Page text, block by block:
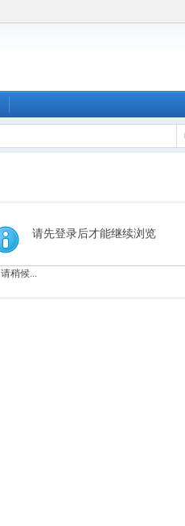
请先登录后才能继续浏览
请稍候...